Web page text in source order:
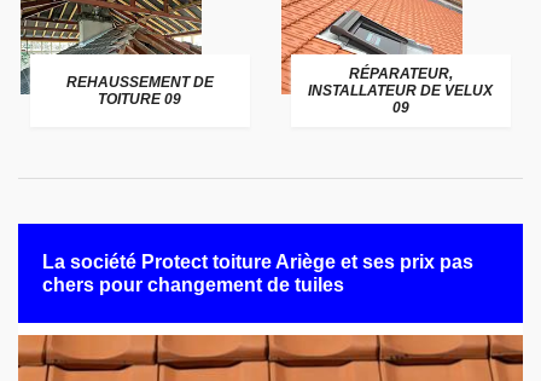
REHAUSSEMENT DE
TOITURE 09
RÉPARATEUR,
INSTALLATEUR DE VELUX
09
La société Protect toiture Ariège et ses prix pas
chers pour changement de tuiles